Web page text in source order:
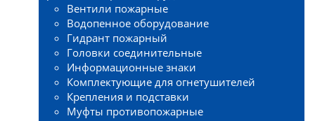
Вентили пожарные
Водопенное оборудование
Гидрант пожарный
Головки соединительные
Информационные знаки
Комплектующие для огнетушителей
Крепления и подставки
Муфты противопожарные